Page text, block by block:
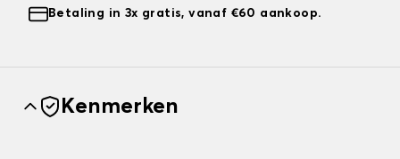
Betaling in 3x gratis, vanaf €60 aankoop.
Kenmerken